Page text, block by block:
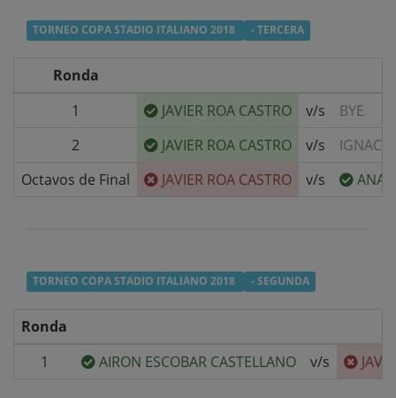
TORNEO COPA STADIO ITALIANO 2018 - TERCERA
Ronda
1
JAVIER ROA CASTRO v/s
BYE
2
JAVIER ROA CASTRO v/s
Octavos de Final
JAVIER ROA CASTRO v/s ANA
TORNEO COPA STADIO ITALIANO 2018 - SEGUNDA
Ronda
1
AIRON ESCOBAR CASTELLANO v/s